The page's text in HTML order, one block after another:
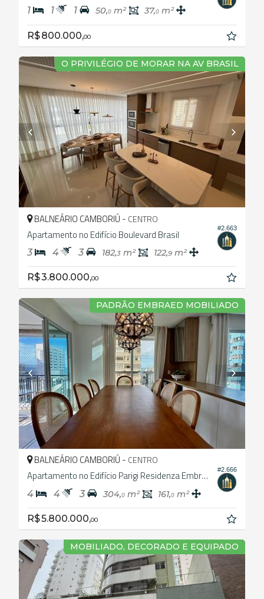
1 1 1 50,0 m² 37,0 m²
R$ 800.000,00
O PRIVILÉGIO DE MORAR NA AV BRASIL
#2.663
BALNEÁRIO CAMBORIÚ - CENTRO
Apartamento no Edifício Boulevard Brasil
3 4 3 182,3 m² 122,9 m²
R$ 3.800.000,00
PADRÃO EMBRAED MOBILIADO
#2.666
BALNEÁRIO CAMBORIÚ - CENTRO
Apartamento no Edifício Parigi Residenza Embraed
4 4 3 304,0 m² 161,0 m²
R$ 5.800.000,00
MOBILIADO, DECORADO E EQUIPADO